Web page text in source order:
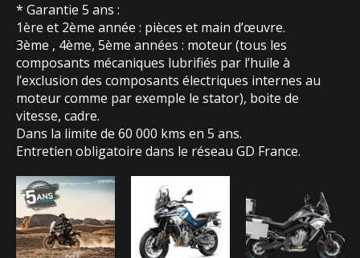
* Garantie 5 ans :
1ère et 2ème année : pièces et main d’œuvre.
3ème , 4ème, 5ème années : moteur (tous les
composants mécaniques lubrifiés par l’huile à
l’exclusion des composants électriques internes au
moteur comme par exemple le stator), boite de
vitesse, cadre.
Dans la limite de 60 000 kms en 5 ans.
Entretien obligatoire dans le réseau GD France.